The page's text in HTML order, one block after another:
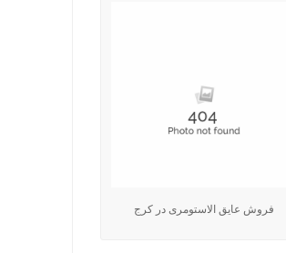
فروش عایق الاستومری در کرج